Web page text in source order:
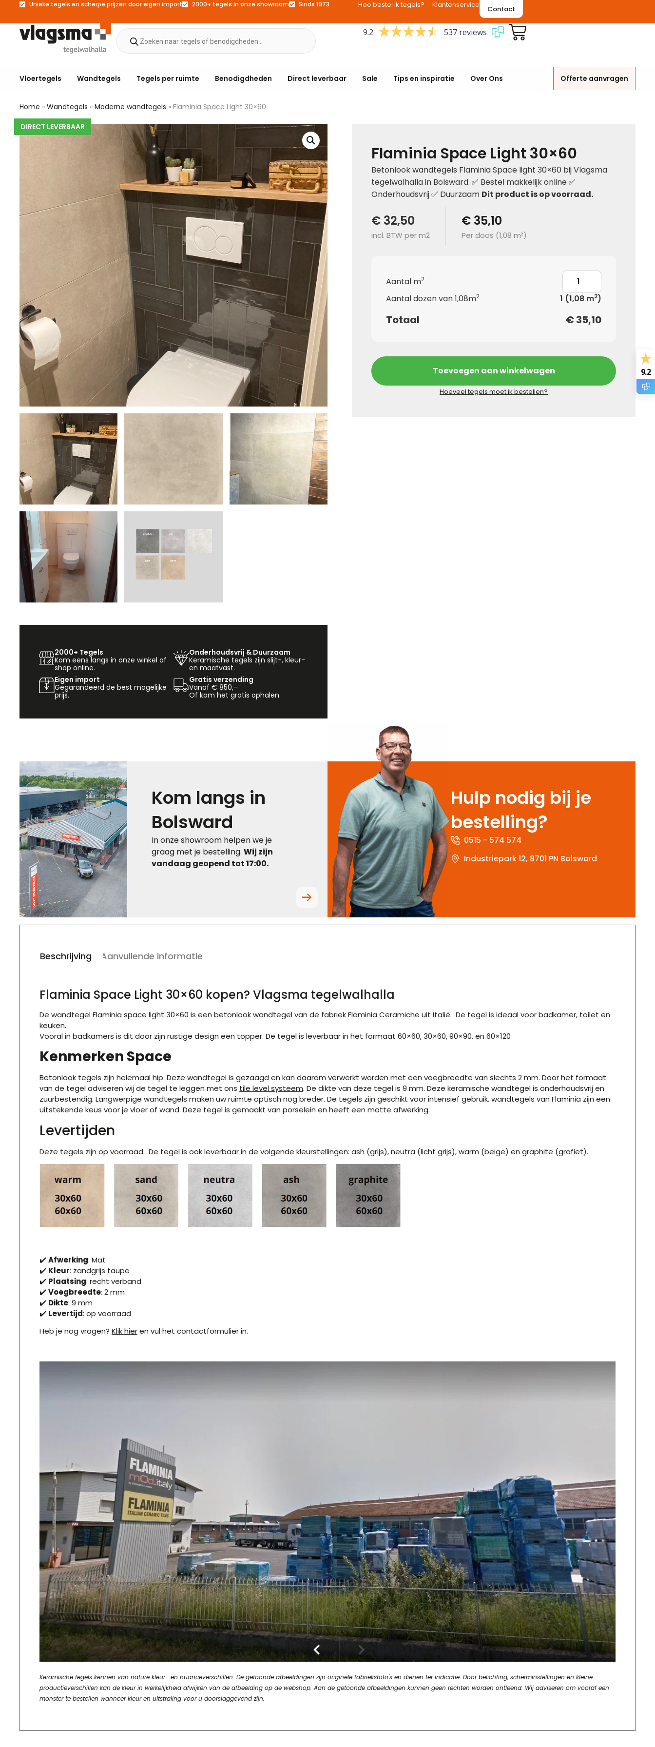
Unieke tegels en scherpe prijzen door eigen import 2000+ tegels in onze showroom Sinds 1973 Hoe bestel ik tegels? Klantenservice Contact
9.2 537 reviews
Vloertegels Wandtegels Tegels per ruimte Benodigdheden Direct leverbaar Sale Tips en inspiratie Over Ons Offerte aanvragen
Home » Wandtegels » Moderne wandtegels » Flaminia Space Light 30×60
DIRECT LEVERBAAR
2000+ Tegels
Kom eens langs in onze winkel of
shop online.
Onderhoudsvrij & Duurzaam
Keramische tegels zijn slijt-, kleur-
en maatvast.
Eigen import
Gegarandeerd de best mogelijke
prijs.
Gratis verzending
Vanaf € 850,-
Of kom het gratis ophalen.
Flaminia Space Light 30×60
Betonlook wandtegels Flaminia Space light 30×60 bij Vlagsma
tegelwalhalla in Bolsward. ✅ Bestel makkelijk online ✅
Onderhoudsvrij ✅ Duurzaam Dit product is op voorraad.
€ 32,50
incl. BTW per m2
€ 35,10
Per doos (1,08 m²)
Aantal m2
Aantal dozen van 1,08m2 1 (1,08 m2)
Totaal € 35,10
Toevoegen aan winkelwagen
Hoeveel tegels moet ik bestellen?
Kom langs in
Bolsward
In onze showroom helpen we je
graag met je bestelling.Wij zijn
vandaag geopend tot 17:00.
Hulp nodig bij je
bestelling?
0515 - 574 574
Industriepark 12, 8701 PN Bolsward
Beschrijving Aanvullende informatie
Flaminia Space Light 30×60 kopen? Vlagsma tegelwalhalla
De wandtegel Flaminia space light 30×60 is een betonlook wandtegel van de fabriekFlaminia Ceramiche uit Italië. De tegel is ideaal voor badkamer, toilet en
keuken.
Vooral in badkamers is dit door zijn rustige design een topper. De tegel is leverbaar in het formaat 60×60, 30×60, 90×90. en 60×120
Kenmerken Space
Betonlook tegels zijn helemaal hip. Deze wandtegel is gezaagd en kan daarom verwerkt worden met een voegbreedte van slechts 2 mm. Door het formaat
van de tegel adviseren wij de tegel te leggen met ons tile level systeem. De dikte van deze tegel is 9 mm. Deze keramische wandtegel is onderhoudsvrij en
zuurbestendig. Langwerpige wandtegels maken uw ruimte optisch nog breder. De tegels zijn geschikt voor intensief gebruik. wandtegels van Flaminia zijn een
uitstekende keus voor je vloer of wand. Deze tegel is gemaakt van porselein en heeft een matte afwerking.
Levertijden
Deze tegels zijn op voorraad. De tegel is ook leverbaar in de volgende kleurstellingen: ash (grijs), neutra (licht grijs), warm (beige) en graphite (grafiet).
✔️Afwerking: Mat
✔️ Kleur: zandgrijs taupe
✔️ Plaatsing: recht verband
✔️Voegbreedte: 2 mm
✔️ Dikte: 9 mm
✔️ Levertijd: op voorraad
Heb je nog vragen? Klik hieren vul het contactformulier in.
Keramische tegels kennen van nature kleur- en nuanceverschillen. De getoonde afbeeldingen zijn originele fabrieksfoto's en dienen ter indicatie. Door belichting, scherminstellingen en kleine
productieverschillen kan de kleur in werkelijkheid afwijken van de afbeelding op de webshop. Aan de getoonde afbeeldingen kunnen geen rechten worden ontleend. Wij adviseren om vooraf een
monster te bestellen wanneer kleur en uitstraling voor u doorslaggevend zijn.
9.2